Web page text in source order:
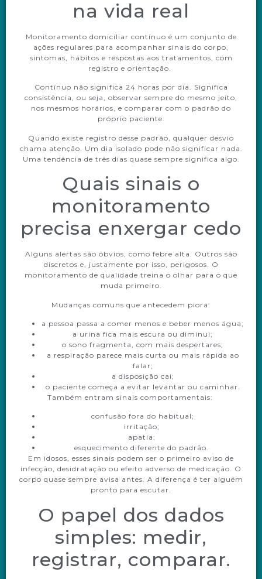
na vida real
Monitoramento domiciliar contínuo é um conjunto de
ações regulares para acompanhar sinais do corpo,
sintomas, hábitos e respostas aos tratamentos, com
registro e orientação.
Contínuo não significa 24 horas por dia. Significa
consistência, ou seja, observar sempre do mesmo jeito,
nos mesmos horários, e comparar com o padrão do
próprio paciente.
Quando existe registro desse padrão, qualquer desvio
chama atenção. Um dia isolado pode não significar nada.
Uma tendência de três dias quase sempre significa algo.
Quais sinais o
monitoramento
precisa enxergar cedo
Alguns alertas são óbvios, como febre alta. Outros são
discretos e, justamente por isso, perigosos. O
monitoramento de qualidade treina o olhar para o que
muda primeiro.
Mudanças comuns que antecedem piora:
a pessoa passa a comer menos e beber menos água;
a urina fica mais escura ou diminui;
o sono fragmenta, com mais despertares;
a respiração parece mais curta ou mais rápida ao
falar;
a disposição cai;
o paciente começa a evitar levantar ou caminhar.
Também entram sinais comportamentais:
confusão fora do habitual;
irritação;
apatia;
esquecimento diferente do padrão.
Em idosos, esses sinais podem ser o primeiro aviso de
infecção, desidratação ou efeito adverso de medicação. O
corpo quase sempre avisa antes. A diferença é ter alguém
pronto para escutar.
O papel dos dados
simples: medir,
registrar, comparar.